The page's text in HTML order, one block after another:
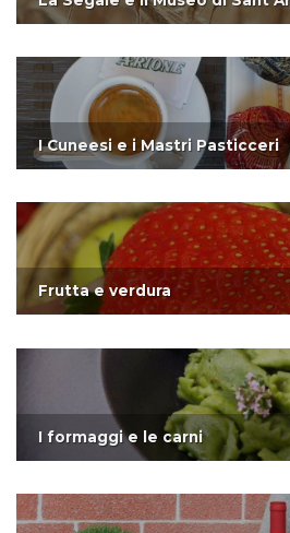
I Cuneesi e i Mastri Pasticceri
Frutta e verdura
I formaggi e le carni